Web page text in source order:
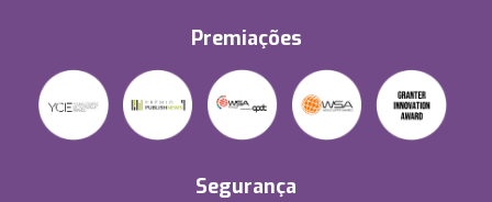
Premiações
Segurança